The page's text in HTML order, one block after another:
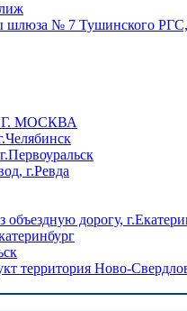
шлюза № 7 Тушинского
МОСКВА
г.Ревда
дорогу,
территория Ново-